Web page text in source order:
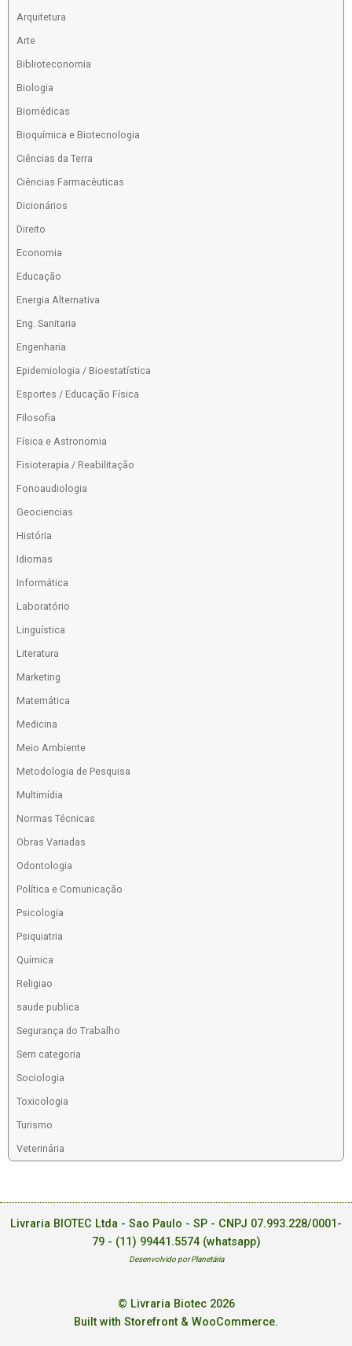
Arquitetura
Arte
Biblioteconomia
Biologia
Biomédicas
Bioquímica e Biotecnologia
Ciências da Terra
Ciências Farmacêuticas
Dicionários
Direito
Economia
Educação
Energia Alternativa
Eng. Sanitaria
Engenharia
Epidemiologia / Bioestatística
Esportes / Educação Física
Filosofia
Física e Astronomia
Fisioterapia / Reabilitação
Fonoaudiologia
Geociencias
História
Idiomas
Informática
Laboratório
Linguística
Literatura
Marketing
Matemática
Medicina
Meio Ambiente
Metodologia de Pesquisa
Multimídia
Normas Técnicas
Obras Variadas
Odontologia
Política e Comunicação
Psicologia
Psiquiatria
Química
Religiao
saude publica
Segurança do Trabalho
Sem categoria
Sociologia
Toxicologia
Turismo
Veterinária
Livraria BIOTEC Ltda - Sao Paulo - SP - CNPJ 07.993.228/0001-
79 - (11) 99441.5574 (whatsapp)
Desenvolvido por Planetária
© Livraria Biotec 2026
Built with Storefront & WooCommerce.